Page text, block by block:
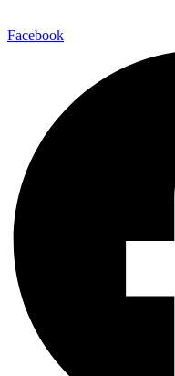
Facebook